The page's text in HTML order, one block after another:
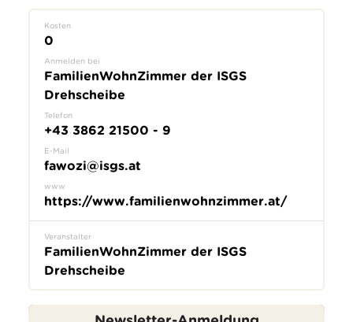
Kosten
0
Anmelden bei
FamilienWohnZimmer der ISGS
Drehscheibe
Telefon
+43 3862 21500 - 9
E-Mail
fawozi@isgs.at
www
https://www.familienwohnzimmer.at/
Veranstalter
FamilienWohnZimmer der ISGS
Drehscheibe